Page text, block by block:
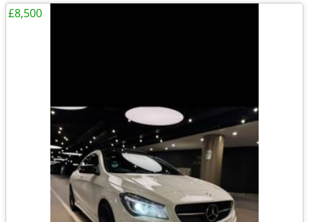
£8,500